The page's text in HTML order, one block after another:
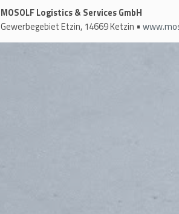
MOSOLF Logistics & Services GmbH
Gewerbegebiet Etzin, 14669 Ketzin •